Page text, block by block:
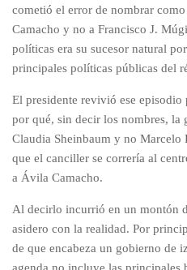
cometió el error de nombrar
Camacho y no a Francisco J.
políticas era su sucesor natural
principales políticas públicas del
El presidente revivió ese
por qué, sin decir los nombres, la
Claudia Sheinbaum y no Marcelo
que el canciller se correría al
a Ávila Camacho.
Al decirlo incurrió en un montón
asidero con la realidad. Por
de que encabeza un gobierno de